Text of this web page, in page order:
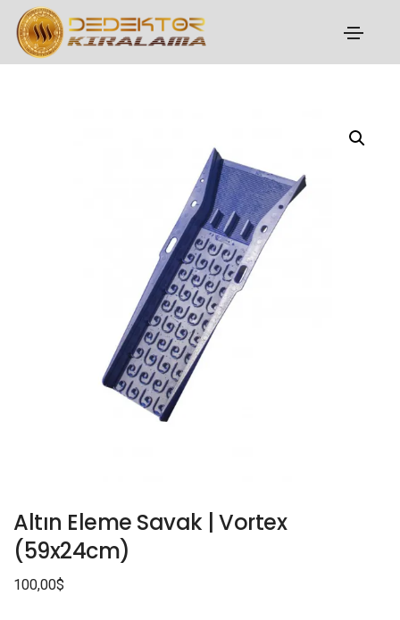
Altın Eleme Savak | Vortex
(59x24cm)
100,00$